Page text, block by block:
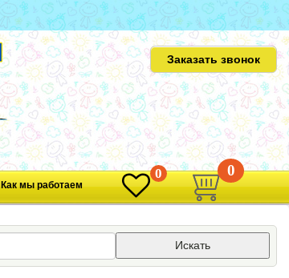
Заказать звонок
Как мы работаем
0 0
Искать